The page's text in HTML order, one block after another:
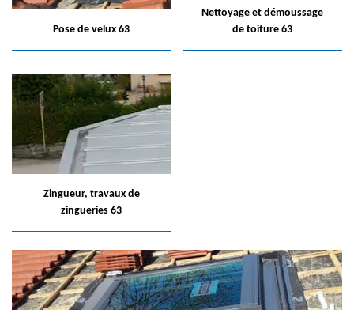
Pose de velux 63
Nettoyage et démoussage
de toiture 63
Zingueur, travaux de
zingueries 63